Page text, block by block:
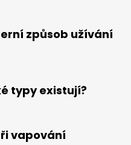
způsob užívání
typy existují?
vapování